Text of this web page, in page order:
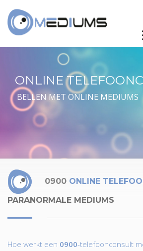
ONLINE
BELLEN MET ONLINE MEDIUMS
0900 ONLINE
PARANORMALE MEDIUMS
Hoe werkt een 0900-telefoonconsult